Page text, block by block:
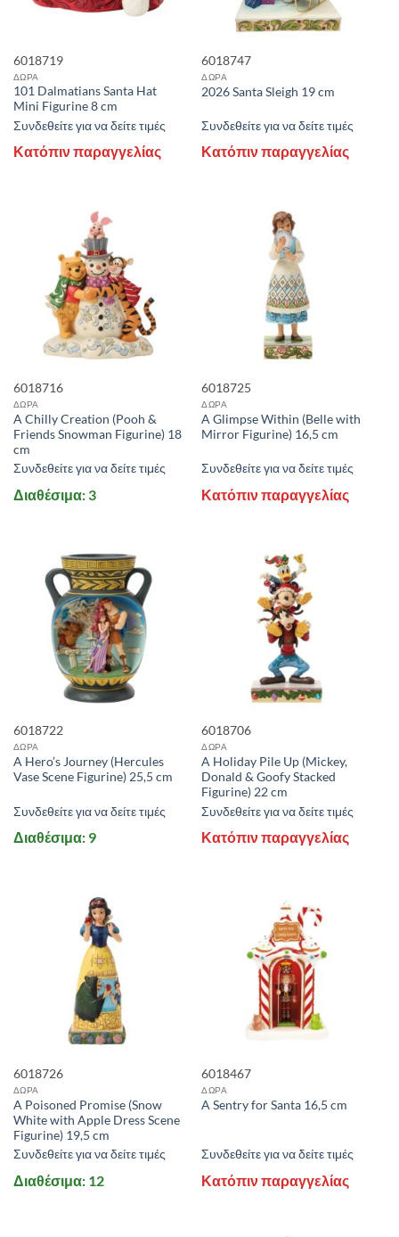
STOCK QUANTITY +
ΕΎΡΟΣ ΤΙΜΏΝ
2 €—133 €
RESET
6018719
ΔΩΡΑ
101 Dalmatians Santa Hat
Mini Figurine 8 cm
Συνδεθείτε για να δείτε τιμές
Κατόπιν παραγγελίας
6018747
ΔΩΡΑ
2026 Santa Sleigh 19 cm
Συνδεθείτε για να δείτε τιμές
Κατόπιν παραγγελίας
6018716
ΔΩΡΑ
A Chilly Creation (Pooh &
Friends Snowman Figurine) 18
cm
Συνδεθείτε για να δείτε τιμές
Διαθέσιμα: 3
6018725
ΔΩΡΑ
A Glimpse Within (Belle with
Mirror Figurine) 16,5 cm
Συνδεθείτε για να δείτε τιμές
Κατόπιν παραγγελίας
6018722
ΔΩΡΑ
A Hero’s Journey (Hercules
Vase Scene Figurine) 25,5 cm
Συνδεθείτε για να δείτε τιμές
Διαθέσιμα: 9
6018706
ΔΩΡΑ
A Holiday Pile Up (Mickey,
Donald & Goofy Stacked
Figurine) 22 cm
Συνδεθείτε για να δείτε τιμές
Κατόπιν παραγγελίας
6018726
ΔΩΡΑ
A Poisoned Promise (Snow
White with Apple Dress Scene
Figurine) 19,5 cm
Συνδεθείτε για να δείτε τιμές
Διαθέσιμα: 12
6018467
ΔΩΡΑ
A Sentry for Santa 16,5 cm
Συνδεθείτε για να δείτε τιμές
Κατόπιν παραγγελίας